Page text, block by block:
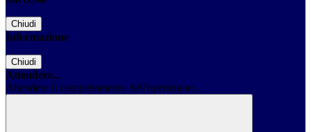
Chiudi
Informazione
Chiudi
Attendere...
Attendere il completamento dell'operazione...